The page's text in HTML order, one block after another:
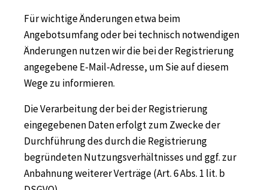
Für wichtige Änderungen etwa beim
Angebotsumfang oder bei technisch notwendigen
Änderungen nutzen wir die bei der Registrierung
angegebene E-Mail-Adresse, um Sie auf diesem
Wege zu informieren.
Die Verarbeitung der bei der Registrierung
eingegebenen Daten erfolgt zum Zwecke der
Durchführung des durch die Registrierung
begründeten Nutzungsverhältnisses und ggf. zur
Anbahnung weiterer Verträge (Art. 6 Abs. 1 lit. b